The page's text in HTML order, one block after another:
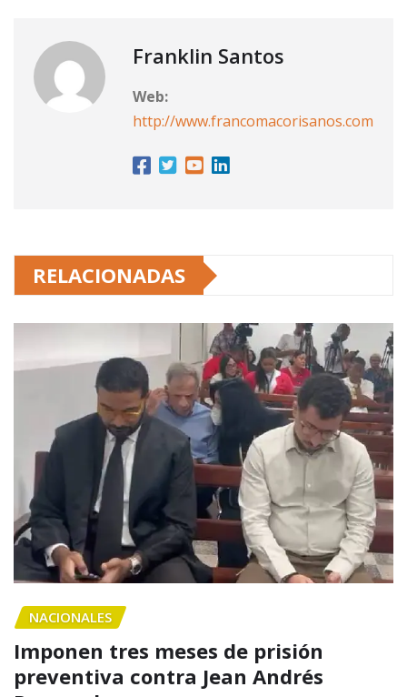
Franklin Santos
Web:
http://www.francomacorisanos.com
RELACIONADAS
NACIONALES
Imponen tres meses de prisión
preventiva contra Jean Andrés